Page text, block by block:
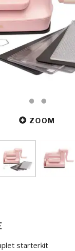
ZOOM
starterkit